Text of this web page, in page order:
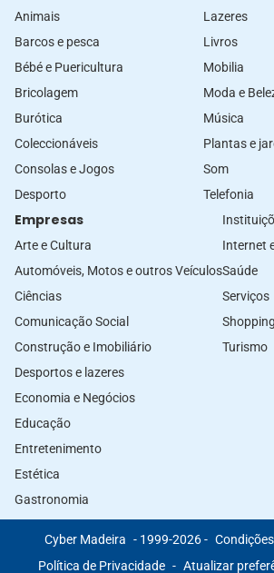
Animais
Barcos e pesca
Bébé e Puericultura
Bricolagem
Burótica
Coleccionáveis
Consolas e Jogos
Desporto
Lazeres
Livros
Mobilia
Moda e
Música
Plantas e
Som
Telefonia
Empresas
Arte e Cultura
Automóveis, Motos e outros Veículos
Ciências
Comunicação Social
Construção e Imobiliário
Desportos e lazeres
Economia e Negócios
Educação
Entretenimento
Estética
Gastronomia
Internet
Saúde
Serviços
Shopping
Turismo
Cyber Madeira - 1999-2026 -
Política de Privacidade - Atualizar